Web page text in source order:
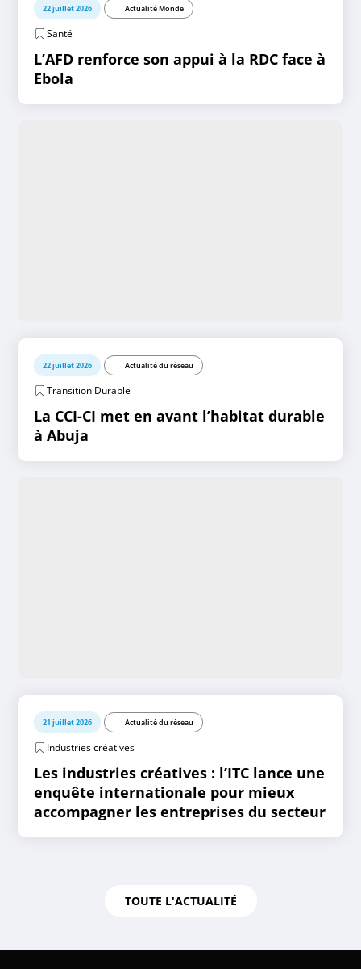
22 juillet 2026 Actualité Monde
Santé
L’AFD renforce son appui à la RDC face à
Ebola
22 juillet 2026 Actualité du réseau
Transition Durable
La CCI-CI met en avant l’habitat durable
à Abuja
21 juillet 2026 Actualité du réseau
Industries créatives
Les industries créatives : l’ITC lance une
enquête internationale pour mieux
accompagner les entreprises du secteur
TOUTE L'ACTUALITÉ